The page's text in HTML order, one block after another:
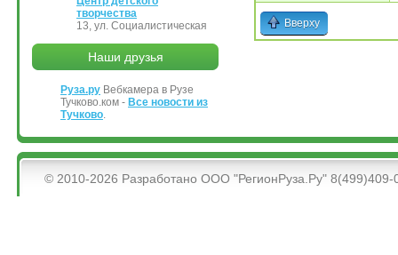
Вверху
творчества
13, ул. Социалистическая
Наши друзья
Руза.ру Вебкамера в Рузе
Тучково.ком - Все новости из
Тучково.
&bsps;
© 2010-2026 Разработано ООО "РегионРуза.Ру" 8(499)409-